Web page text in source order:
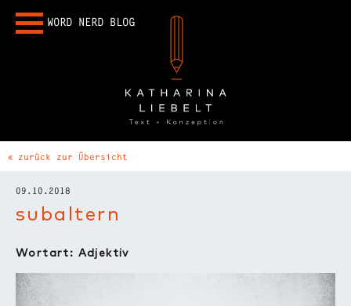
WORD NERD BLOG
zurück zur Übersicht
09.10.2018
subaltern
Wortart: Adjektiv